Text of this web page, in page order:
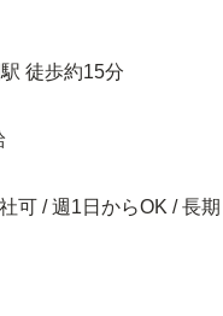
徒歩約15分
可 / 週1日からOK / 長期